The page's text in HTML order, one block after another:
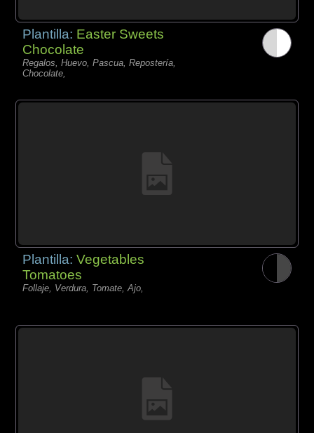
Plantilla: Easter Sweets
Chocolate
Regalos, Huevo, Pascua, Repostería,
Chocolate,
Plantilla:Vegetables
Tomatoes
Follaje, Verdura, Tomate, Ajo,